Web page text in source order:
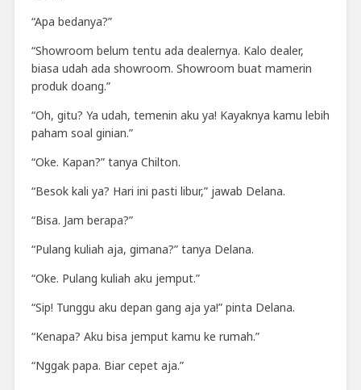
“Apa bedanya?”
“Showroom belum tentu ada dealernya. Kalo dealer,
biasa udah ada showroom. Showroom buat mamerin
produk doang.”
“Oh, gitu? Ya udah, temenin aku ya! Kayaknya kamu lebih
paham soal ginian.”
“Oke. Kapan?” tanya Chilton.
“Besok kali ya? Hari ini pasti libur,” jawab Delana.
“Bisa. Jam berapa?”
“Pulang kuliah aja, gimana?” tanya Delana.
“Oke. Pulang kuliah aku jemput.”
“Sip! Tunggu aku depan gang aja ya!” pinta Delana.
“Kenapa? Aku bisa jemput kamu ke rumah.”
“Nggak papa. Biar cepet aja.”